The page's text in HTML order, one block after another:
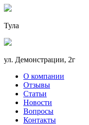
Тула
ул. Демонстрации, 2г
О компании
Отзывы
Статьи
Новости
Вопросы
Контакты